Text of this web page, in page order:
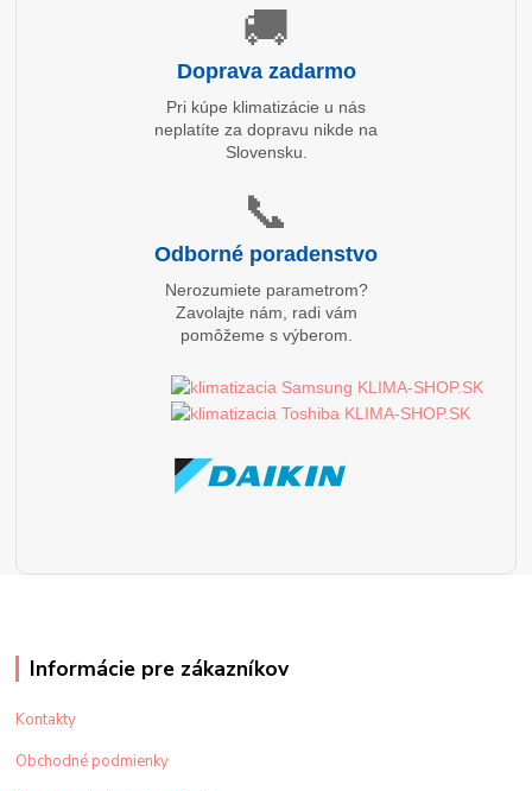
🚚
Doprava zadarmo
Pri kúpe klimatizácie u nás
neplatíte za dopravu nikde na
Slovensku.
📞
Odborné poradenstvo
Nerozumiete parametrom?
Zavolajte nám, radi vám
pomôžeme s výberom.
Informácie pre zákazníkov
Kontakty
Obchodné podmienky